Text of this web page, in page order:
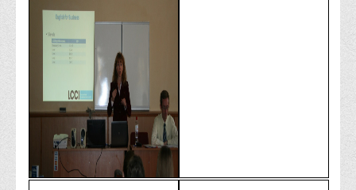
Грантових проєктів
Грантові проєкти ВТЕІ ДТЕУ
Підтримки технологій та інновацій (TISC)
Психологічного сприяння
Бібліотека
Музей грошей
Студенту